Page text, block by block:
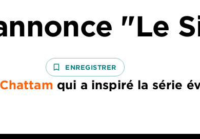
"Le
bookmark_border ENREGISTRER
qui a inspiré la série